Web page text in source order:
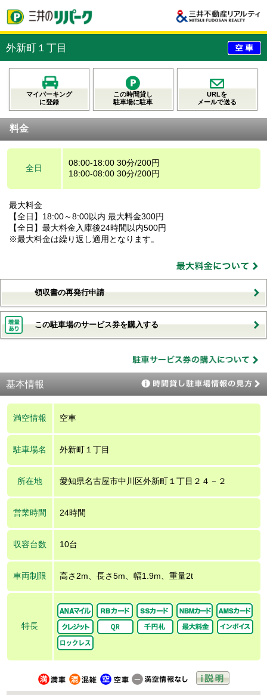
外新町１丁目
マイパーキング
に登録
この時間貸し
駐車場に駐車
URLを
メールで送る
料金
全日
08:00-18:00 30分/200円
18:00-08:00 30分/200円
最大料金
【全日】18:00～8:00以内 最大料金300円
【全日】最大料金入庫後24時間以内500円
※最大料金は繰り返し適用となります。
領収書の再発行申請
この駐車場のサービス券を購入する
基本情報
満空情報 空車
駐車場名 外新町１丁目
所在地 愛知県名古屋市中川区外新町１丁目２４－２
営業時間 24時間
収容台数 10台
車両制限 高さ2m、長さ5m、幅1.9m、重量2t
特長